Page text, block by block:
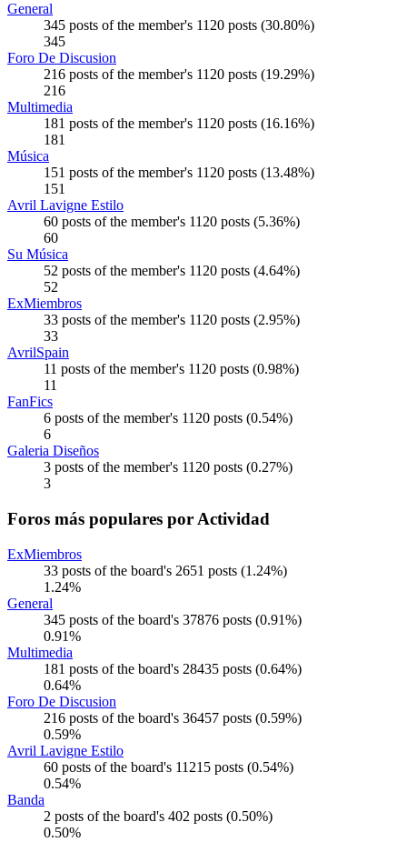
General
345 posts of the member's 1120 posts (30.80%)
345
Foro De Discusion
216 posts of the member's 1120 posts (19.29%)
216
Multimedia
181 posts of the member's 1120 posts (16.16%)
181
Música
151 posts of the member's 1120 posts (13.48%)
151
Avril Lavigne Estilo
60 posts of the member's 1120 posts (5.36%)
60
Su Música
52 posts of the member's 1120 posts (4.64%)
52
ExMiembros
33 posts of the member's 1120 posts (2.95%)
33
AvrilSpain
11 posts of the member's 1120 posts (0.98%)
11
FanFics
6 posts of the member's 1120 posts (0.54%)
6
Galeria Diseños
3 posts of the member's 1120 posts (0.27%)
3
Foros más populares por Actividad
ExMiembros
33 posts of the board's 2651 posts (1.24%)
1.24%
General
345 posts of the board's 37876 posts (0.91%)
0.91%
Multimedia
181 posts of the board's 28435 posts (0.64%)
0.64%
Foro De Discusion
216 posts of the board's 36457 posts (0.59%)
0.59%
Avril Lavigne Estilo
60 posts of the board's 11215 posts (0.54%)
0.54%
Banda
2 posts of the board's 402 posts (0.50%)
0.50%